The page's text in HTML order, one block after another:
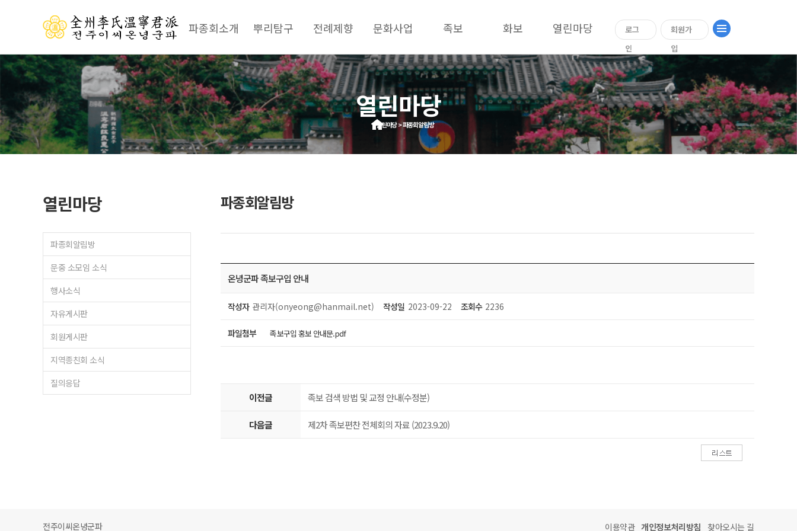
파종회소개 뿌리탐구 전례제향 문화사업 족보 화보 열린마당
로그
인
회원가
입
열린마당
열린마당 > 파종회알림방
열린마당
파종회알림방
문중 소모임 소식
행사소식
자유게시판
회원게시판
지역종친회 소식
질의응답
파종회알림방
온녕군파 족보구입 안내
작성자 관리자(onyeong@hanmail.net) 작성일 2023-09-22 조회수 2236
파일첨부 족보구입 홍보 안내문.pdf
이전글 족보 검색 방법 및 교정 안내(수정분)
다음글 제2차 족보편찬 전체회의 자료 (2023.9.20)
전주이씨온녕군파 이용약관 개인정보처리방침 찾아오시는 길